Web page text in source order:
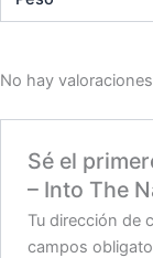
No hay
Sé el
– Into The
Tu dirección de
campos